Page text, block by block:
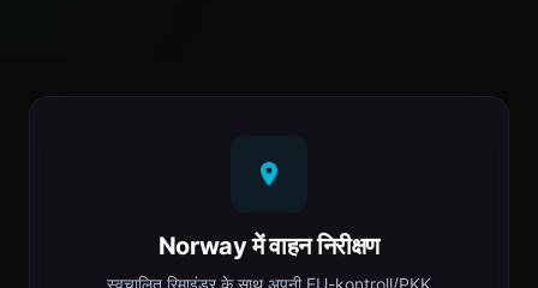
Norway में वाहन निरीक्षण
स्वचालित रिमाइंडर के साथ अपनी EU-kontroll/PKK